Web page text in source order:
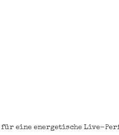
eine energetische Live-